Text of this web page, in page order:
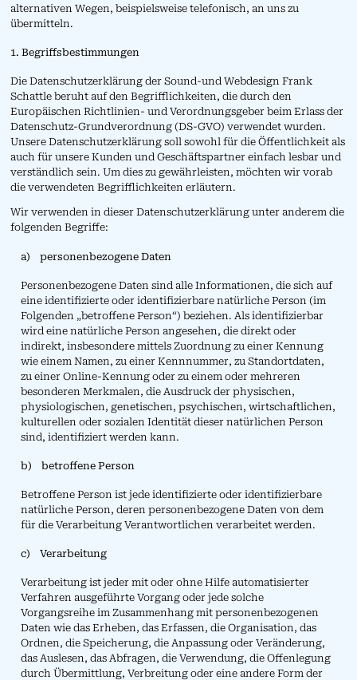
alternativen Wegen, beispielsweise telefonisch, an uns zu
übermitteln.
1. Begriffsbestimmungen
Die Datenschutzerklärung der Sound-und Webdesign Frank
Schattle beruht auf den Begrifflichkeiten, die durch den
Europäischen Richtlinien- und Verordnungsgeber beim Erlass der
Datenschutz-Grundverordnung (DS-GVO) verwendet wurden.
Unsere Datenschutzerklärung soll sowohl für die Öffentlichkeit als
auch für unsere Kunden und Geschäftspartner einfach lesbar und
verständlich sein. Um dies zu gewährleisten, möchten wir vorab
die verwendeten Begrifflichkeiten erläutern.
Wir verwenden in dieser Datenschutzerklärung unter anderem die
folgenden Begriffe:
a) personenbezogene Daten
Personenbezogene Daten sind alle Informationen, die sich auf
eine identifizierte oder identifizierbare natürliche Person (im
Folgenden „betroffene Person“) beziehen. Als identifizierbar
wird eine natürliche Person angesehen, die direkt oder
indirekt, insbesondere mittels Zuordnung zu einer Kennung
wie einem Namen, zu einer Kennnummer, zu Standortdaten,
zu einer Online-Kennung oder zu einem oder mehreren
besonderen Merkmalen, die Ausdruck der physischen,
physiologischen, genetischen, psychischen, wirtschaftlichen,
kulturellen oder sozialen Identität dieser natürlichen Person
sind, identifiziert werden kann.
b) betroffene Person
Betroffene Person ist jede identifizierte oder identifizierbare
natürliche Person, deren personenbezogene Daten von dem
für die Verarbeitung Verantwortlichen verarbeitet werden.
c) Verarbeitung
Verarbeitung ist jeder mit oder ohne Hilfe automatisierter
Verfahren ausgeführte Vorgang oder jede solche
Vorgangsreihe im Zusammenhang mit personenbezogenen
Daten wie das Erheben, das Erfassen, die Organisation, das
Ordnen, die Speicherung, die Anpassung oder Veränderung,
das Auslesen, das Abfragen, die Verwendung, die Offenlegung
durch Übermittlung, Verbreitung oder eine andere Form der